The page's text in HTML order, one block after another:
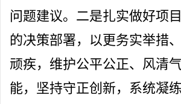
问题建议。二是扎实做好项
的决策部署，以更务实举措
顽疾，维护公平公正、风清
能，坚持守正创新，系统凝